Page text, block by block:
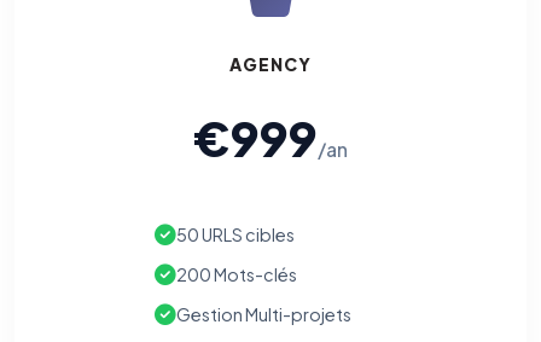
AGENCY
€999/an
50 URLS cibles
200 Mots-clés
Gestion Multi-projets